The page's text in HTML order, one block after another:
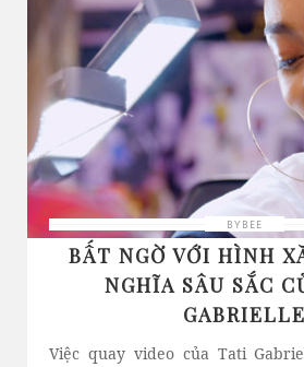
BYBEE
BẤT NGỜ VỚI HÌNH
NGHĨA SÂU SẮC
GABRIELLE
Việc quay video của Tati